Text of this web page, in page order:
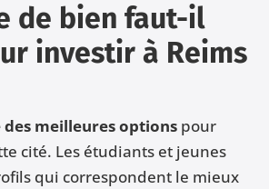
de bien faut-il
investir à Reims
meilleures options pour
cité. Les étudiants et jeunes
qui correspondent le mieux